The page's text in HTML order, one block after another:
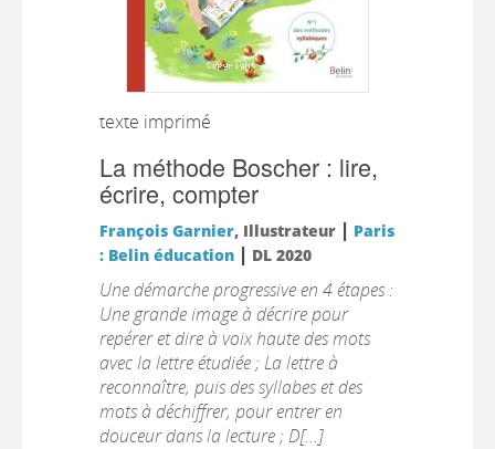
texte imprimé
La méthode Boscher : lire,
écrire, compter
François Garnier, Illustrateur | Paris
: Belin éducation| DL 2020
Une démarche progressive en 4 étapes :
Une grande image à décrire pour
repérer et dire à voix haute des mots
avec la lettre étudiée ; La lettre à
reconnaître, puis des syllabes et des
mots à déchiffrer, pour entrer en
douceur dans la lecture ; D[...]